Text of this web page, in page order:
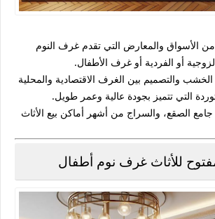
الأسواق والمعارض التي تقدم غرف النوم
أو الفردية أو غرف الأطفال.
والتصميم بين الغرف الاقتصادية والمحلية
التي تتميز بجودة عالية وعمر طويل.
جامع الصقع، والسراج من أشهر أماكن بيع الأثاث
للأثاث غرف نوم أطفال